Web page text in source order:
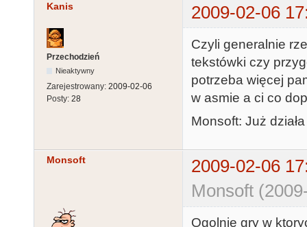
Kanis 2009-02-06
Przechodzień
Nieaktywny
Zarejestrowany: 2009-02-06
Posty: 28
Czyli generalnie
tekstówki czy
potrzeba więcej
w asmie a ci co
Monsoft: Już
Monsoft
2009-02-06
Monsoft
Ogolnie gry w